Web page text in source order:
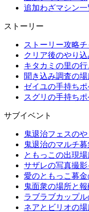
追加わざマシン一
ストーリー
ストーリー攻略チ
クリア後のやり込
キタカミの里の
聞き込み調査の場
ゼイユの手持ち
スグリの手持ち
サブイベント
鬼退治フェスの
鬼退治のマルチ
ともっこの出現
サザレの写真撮
愛のともっこ募金
鬼面衆の場所と報
ラブラブカップル
ネアとビリオの場